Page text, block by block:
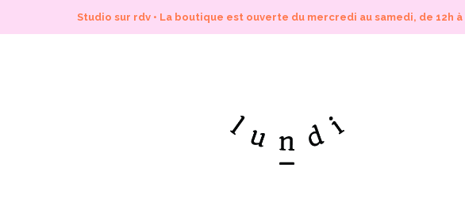
Studio sur rdv • La boutique est ouverte du mercredi au samedi, de 12h à